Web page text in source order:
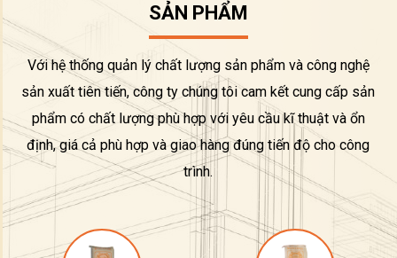
SẢN PHẨM
Với hệ thống quản lý chất lượng sản phẩm và công nghệ
sản xuất tiên tiến, công ty chúng tôi cam kết cung cấp sản
phẩm có chất lượng phù hợp với yêu cầu kĩ thuật và ổn
định, giá cả phù hợp và giao hàng đúng tiến độ cho công
trình.